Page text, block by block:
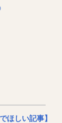
ほしい記事】